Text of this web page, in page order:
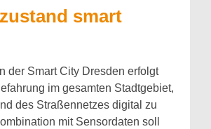
smart
der Smart City Dresden erfolgt
im gesamten Stadtgebiet,
des Straßennetzes digital zu
mit Sensordaten soll